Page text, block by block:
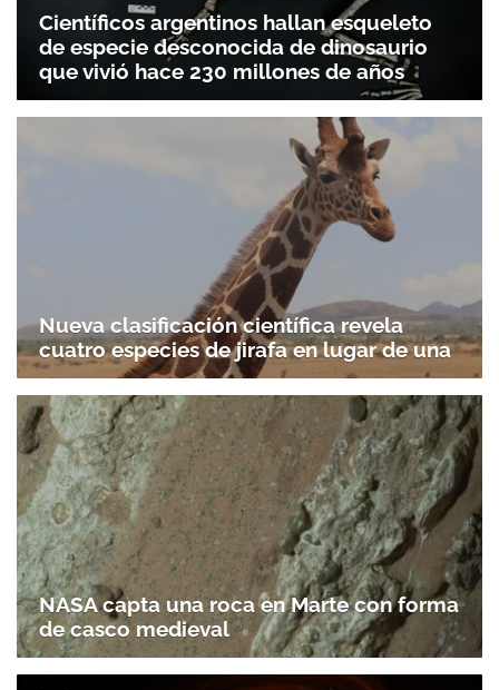
Científicos argentinos hallan esqueleto
de especie desconocida de dinosaurio
que vivió hace 230 millones de años
Nueva clasificación científica revela
cuatro especies de jirafa en lugar de una
NASA capta una roca en Marte con forma
de casco medieval